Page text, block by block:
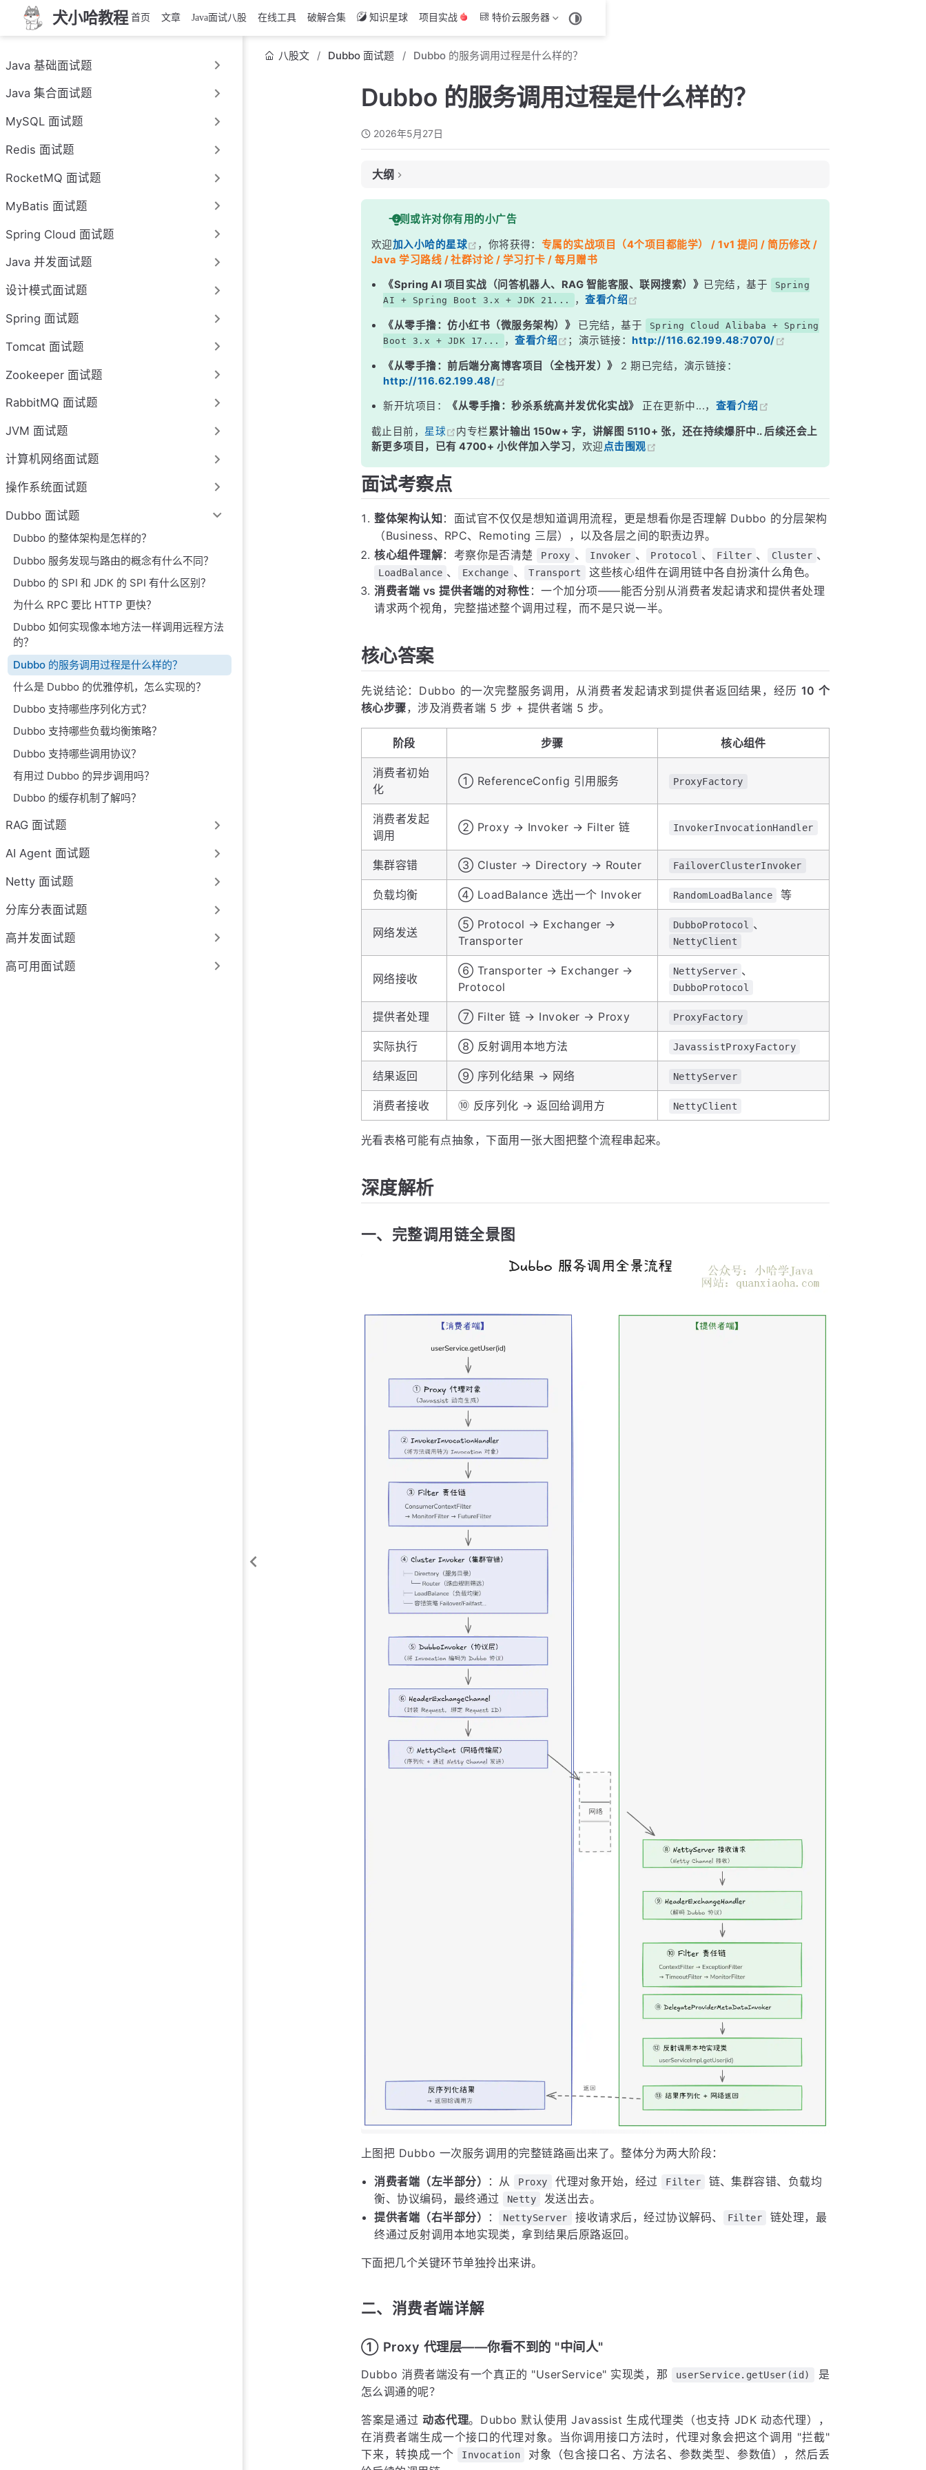
犬小哈教程 首页 文章 Java面试八股 在线工具 破解合集 知识星球 项目实战 特价云服务器
Java 基础面试题
Java 集合面试题
MySQL 面试题
Redis 面试题
RocketMQ 面试题
MyBatis 面试题
Spring Cloud 面试题
Java 并发面试题
设计模式面试题
Spring 面试题
Tomcat 面试题
Zookeeper 面试题
RabbitMQ 面试题
JVM 面试题
计算机网络面试题
操作系统面试题
Dubbo 面试题
Dubbo 的整体架构是怎样的？
Dubbo 服务发现与路由的概念有什么不同？
Dubbo 的 SPI 和 JDK 的 SPI 有什么区别？
为什么 RPC 要比 HTTP 更快？
Dubbo 如何实现像本地方法一样调用远程方法
的？
Dubbo 的服务调用过程是什么样的？
什么是 Dubbo 的优雅停机，怎么实现的？
Dubbo 支持哪些序列化方式？
Dubbo 支持哪些负载均衡策略？
Dubbo 支持哪些调用协议？
有用过 Dubbo 的异步调用吗？
Dubbo 的缓存机制了解吗？
RAG 面试题
AI Agent 面试题
Netty 面试题
分库分表面试题
高并发面试题
高可用面试题
八股文 Dubbo 面试题 Dubbo 的服务调用过程是什么样的？
Dubbo 的服务调用过程是什么样的？
2026年5月27日
大纲
面试考察点
核心答案
深度解析
二、消费者端详解
三、提供者端详解
四、Dubbo 分层架构速览
面试高频追问
常见面试变体
记忆口诀
总结
一则或许对你有用的小广告
欢迎加入小哈的星球 ，你将获得： 专属的实战项目（4个项目都能学） / 1v1 提问 / 简历修改 /
Java 学习路线 / 社群讨论 / 学习打卡 / 每月赠书
《Spring AI 项目实战（问答机器人、RAG 智能客服、联网搜索）》 已完结，基于
Spring
AI + Spring Boot 3.x + JDK 21...
，查看介绍
《从零手撸：仿小红书（微服务架构）》 已完结，基于
Spring Cloud Alibaba + Spring
Boot 3.x + JDK 17...
，查看介绍 ；演示链接：http://116.62.199.48:7070/
《从零手撸：前后端分离博客项目（全栈开发）》
2 期已完结，演示链接：
http://116.62.199.48/
新开坑项目： 《从零手撸：秒杀系统高并发优化实战》 正在更新中...， 查看介绍
截止目前， 星球 内专栏累计输出 150w+ 字，讲解图 5110+ 张，还在持续爆肝中.. 后续还会上
新更多项目，已有 4700+ 小伙伴加入学习，欢迎点击围观
面试考察点
整体架构认知 ：面试官不仅仅是想知道调用流程，更是想看你是否理解 Dubbo 的分层架构
（Business、RPC、Remoting 三层），以及各层之间的职责边界。
核心组件理解：考察你是否清楚 Proxy 、 Invoker 、 Protocol 、 Filter 、 Cluster 、
LoadBalance 、 Exchange 、 Transport
这些核心组件在调用链中各自扮演什么角色。
消费者端 vs 提供者端的对称性 ：一个加分项——能否分别从消费者发起请求和提供者处理
请求两个视角，完整描述整个调用过程，而不是只说一半。
核心答案
先说结论：Dubbo 的一次完整服务调用，从消费者发起请求到提供者返回结果，经历 10 个
核心步骤，涉及消费者端 5 步 + 提供者端 5 步。
阶段 步骤 核心组件
消费者初始
化
① ReferenceConfig 引用服务 ProxyFactory
消费者发起
调用
② Proxy → Invoker → Filter 链 InvokerInvocationHandler
集群容错 ③ Cluster → Directory → Router FailoverClusterInvoker
负载均衡 ④ LoadBalance 选出一个 Invoker RandomLoadBalance 等
网络发送
⑤ Protocol → Exchanger →
Transporter
DubboProtocol 、
NettyClient
网络接收
⑥ Transporter → Exchanger →
Protocol
NettyServer 、
DubboProtocol
提供者处理 ⑦ Filter 链 → Invoker → Proxy ProxyFactory
实际执行 ⑧ 反射调用本地方法 JavassistProxyFactory
结果返回 ⑨ 序列化结果 → 网络 NettyServer
消费者接收 ⑩ 反序列化 → 返回给调用方 NettyClient
光看表格可能有点抽象，下面用一张大图把整个流程串起来。
深度解析
一、完整调用链全景图
上图把 Dubbo 一次服务调用的完整链路画出来了。整体分为两大阶段：
消费者端（左半部分） ：从 Proxy 代理对象开始，经过 Filter
链、集群容错、负载均
衡、协议编码，最终通过
Netty
发送出去。
提供者端（右半部分）
： NettyServer 接收请求后，经过协议解码、 Filter
链处理，最
终通过反射调用本地实现类，拿到结果后原路返回。
下面把几个关键环节单独拎出来讲。
二、消费者端详解
① Proxy 代理层——你看不到的 "中间人"
Dubbo 消费者端没有一个真正的 "UserService" 实现类，那 userService.getUser(id)
是
怎么调通的呢？
答案是通过动态代理。Dubbo 默认使用 Javassist 生成代理类（也支持 JDK 动态代理），
在消费者端生成一个接口的代理对象。当你调用接口方法时，代理对象会把这个调用 "拦截"
下来，转换成一个
Invocation
对象（包含接口名、方法名、参数类型、参数值），然后丢